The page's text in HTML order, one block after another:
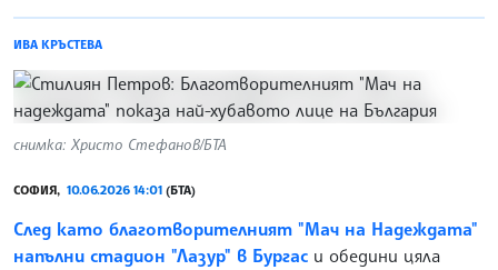
ИВА КРЪСТЕВА
снимка: Христо Стефанов/БТА
СОФИЯ, 10.06.2026 14:01 (БТА)
След като благотворителният "Мач на Надеждата"
напълни стадион "Лазур" в Бургас и обедини цяла